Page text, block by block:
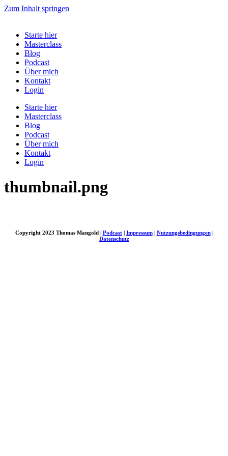
Zum Inhalt springen
Starte hier
Masterclass
Blog
Podcast
Über mich
Kontakt
Login
Starte hier
Masterclass
Blog
Podcast
Über mich
Kontakt
Login
thumbnail.png
Copyright 2023 Thomas Mangold | Podcast| Impressum| Nutzungsbedingungen|
Datenschutz